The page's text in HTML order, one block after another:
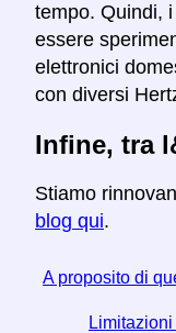
tempo. Quindi,
essere
elettronici
con diversi
Infine, tra
Stiamo
blog qui.
A proposito di
Limitazioni